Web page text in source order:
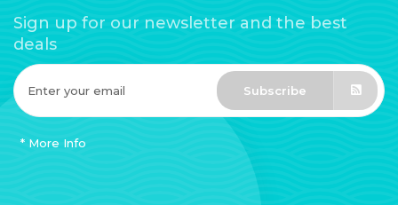
Sign up for our newsletter and the best
deals
Subscribe
* More Info